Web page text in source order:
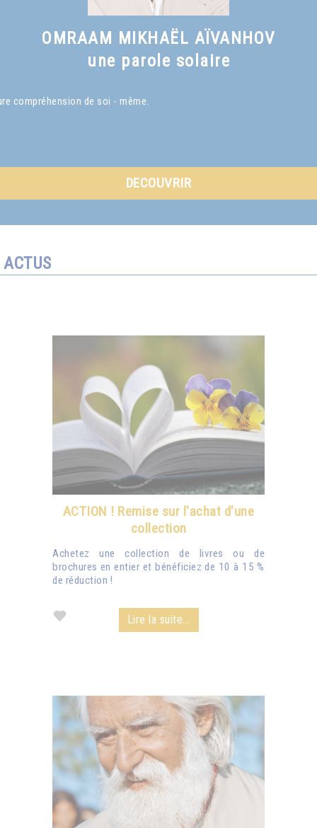
OMRAAM MIKHAËL AÏVANHOV
une parole solaire
compréhension de soi - même.
DECOUVRIR
ACTUS
ACTION ! Remise sur l'achat d'une
collection
Achetez une collection de livres ou de
brochures en entier et bénéficiez de 10 à 15 %
de réduction !
Lire la suite...